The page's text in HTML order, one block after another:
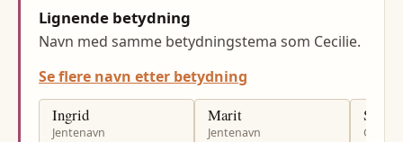
Lignende betydning
Navn med samme betydningstema som Cecilie.
Se flere navn etter betydning
Ingrid
Jentenavn
Marit
Jentenavn
Svein